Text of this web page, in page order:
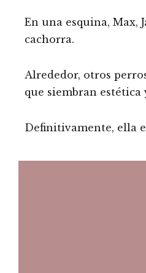
En una esquina, Max,
cachorra.
Alrededor, otros
que siembran estética
Definitivamente, ella